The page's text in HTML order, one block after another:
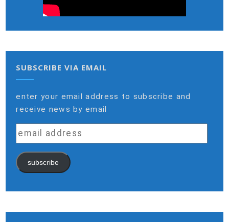
SUBSCRIBE VIA EMAIL
enter your email address to subscribe and
receive news by email
email
address
subscribe